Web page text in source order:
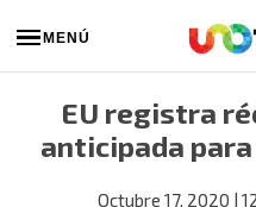
MENÚ
EU registra
anticipada
Octubre 17, 2020 |